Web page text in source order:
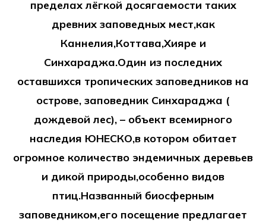
пределах лёгкой досягаемости таких
древних заповедных мест,как
Каннелия,Коттава,Хияре и
Синхараджа.Один из последних
оставшихся тропических заповедников на
острове, заповедник Синхараджа (
дождевой лес), – объект всемирного
наследия ЮНЕСКО,в котором обитает
огромное количество эндемичных деревьев
и дикой природы,особенно видов
птиц.Названный биосферным
заповедником,его посещение предлагает